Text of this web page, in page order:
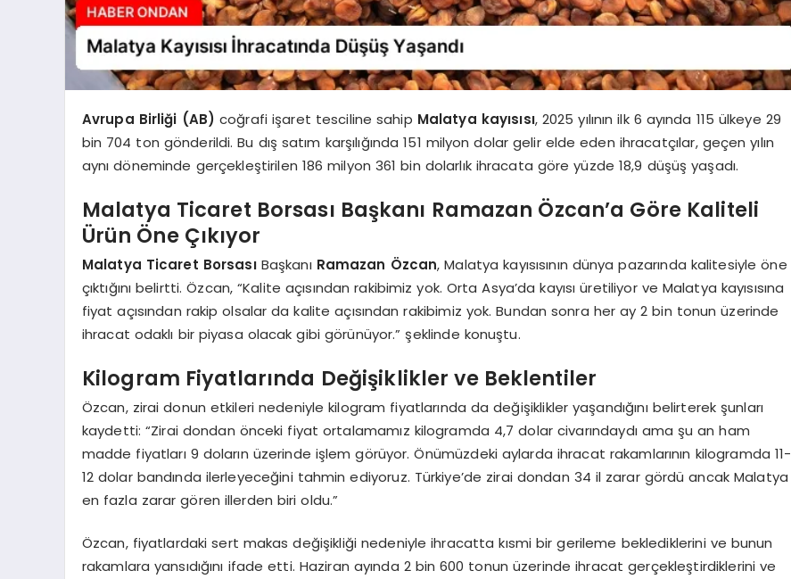
Avrupa Birliği (AB) coğrafi işaret tesciline sahip Malatya kayısısı, 2025 yılının ilk 6 ayında 115 ülkeye 29
bin 704 ton gönderildi. Bu dış satım karşılığında 151 milyon dolar gelir elde eden ihracatçılar, geçen yılın
aynı döneminde gerçekleştirilen 186 milyon 361 bin dolarlık ihracata göre yüzde 18,9 düşüş yaşadı.
Malatya Ticaret Borsası Başkanı Ramazan Özcan’a Göre Kaliteli
Ürün Öne Çıkıyor
Malatya Ticaret BorsasıBaşkanı Ramazan Özcan, Malatya kayısısının dünya pazarında kalitesiyle öne
çıktığını belirtti. Özcan, “Kalite açısından rakibimiz yok. Orta Asya’da kayısı üretiliyor ve Malatya kayısısına
fiyat açısından rakip olsalar da kalite açısından rakibimiz yok. Bundan sonra her ay 2 bin tonun üzerinde
ihracat odaklı bir piyasa olacak gibi görünüyor.” şeklinde konuştu.
Kilogram Fiyatlarında Değişiklikler ve Beklentiler
Özcan, zirai donun etkileri nedeniyle kilogram fiyatlarında da değişiklikler yaşandığını belirterek şunları
kaydetti: “Zirai dondan önceki fiyat ortalamamız kilogramda 4,7 dolar civarındaydı ama şu an ham
madde fiyatları 9 doların üzerinde işlem görüyor. Önümüzdeki aylarda ihracat rakamlarının kilogramda 11-
12 dolar bandında ilerleyeceğini tahmin ediyoruz. Türkiye’de zirai dondan 34 il zarar gördü ancak Malatya
en fazla zarar gören illerden biri oldu.”
Özcan, fiyatlardaki sert makas değişikliği nedeniyle ihracatta kısmi bir gerileme beklediklerini ve bunun
rakamlara yansıdığını ifade etti. Haziran ayında 2 bin 600 tonun üzerinde ihracat gerçekleştirdiklerini ve